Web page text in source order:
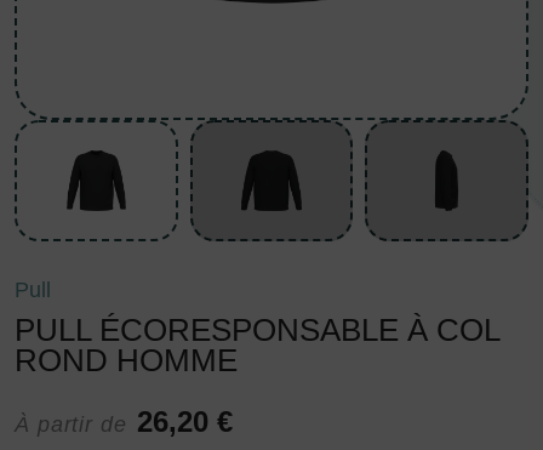
Pull
PULL ÉCORESPONSABLE À COL
ROND HOMME
À partir de 26,20 €